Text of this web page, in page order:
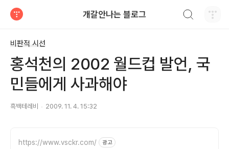
개갈안나는 블로그
비판적 시선
홍석천의 2002 월드컵 발언, 국
민들에게 사과해야
흑백테레비 2009. 11. 4. 15:32
https://www.vsckr.com/ 광고